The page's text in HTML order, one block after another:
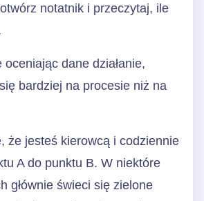
notatnik i przeczytaj, ile
oceniając dane działanie,
bardziej na procesie niż na
że jesteś kierowcą i codziennie
A do punktu B. W niektóre
głównie świeci się zielone